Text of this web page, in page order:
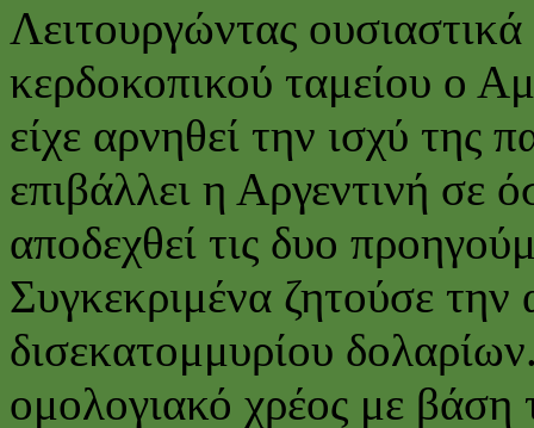
Λειτουργώντας
κερδοκοπικού ταμείου ο
είχε αρνηθεί την ισχύ της
επιβάλλει η Αργεντινή σε
αποδεχθεί τις δυο
Συγκεκριμένα ζητούσε
δισεκατομμυρίου
ομολογιακό χρέος με βάση